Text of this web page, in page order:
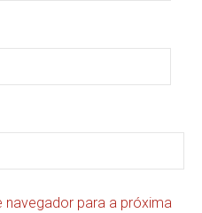
navegador para a próxima